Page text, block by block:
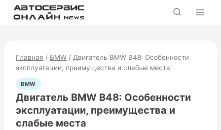
Перейти
Главная / BMW / Двигатель BMW B48: Особенности
эксплуатации, преимущества и слабые места
BMW
Двигатель BMW B48: Особенности
эксплуатации, преимущества и
слабые места